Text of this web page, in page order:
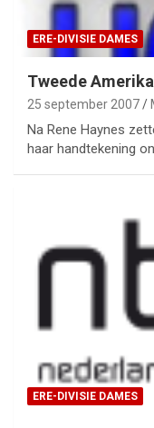
ERE-DIVISIE DAMES
Tweede
25 september 2007
Na Rene Haynes
haar handtekening
ERE-DIVISIE DAMES